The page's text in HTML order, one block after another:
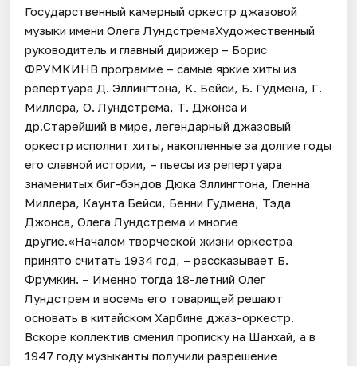
Государственный камерный оркестр джазовой
музыки имени Олега ЛундстремаХудожественный
руководитель и главный дирижер – Борис
ФРУМКИНВ программе – самые яркие хиты из
репертуара Д. Эллингтона, К. Бейси, Б. Гудмена, Г.
Миллера, О. Лундстрема, Т. Джонса и
др.Старейший в мире, легендарный джазовый
оркестр исполнит хиты, накопленные за долгие годы
его славной истории, – пьесы из репертуара
знаменитых биг-бэндов Дюка Эллингтона, Гленна
Миллера, Каунта Бейси, Бенни Гудмена, Тэда
Джонса, Олега Лундстрема и многие
другие.«Началом творческой жизни оркестра
принято считать 1934 год, – рассказывает Б.
Фрумкин. – Именно тогда 18-летний Олег
Лундстрем и восемь его товарищей решают
основать в китайском Харбине джаз-оркестр.
Вскоре коллектив сменил прописку на Шанхай, а в
1947 году музыканты получили разрешение